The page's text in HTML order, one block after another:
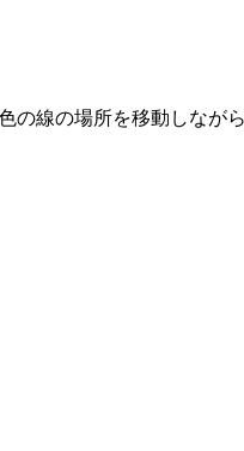
の線の場所を移動しなが